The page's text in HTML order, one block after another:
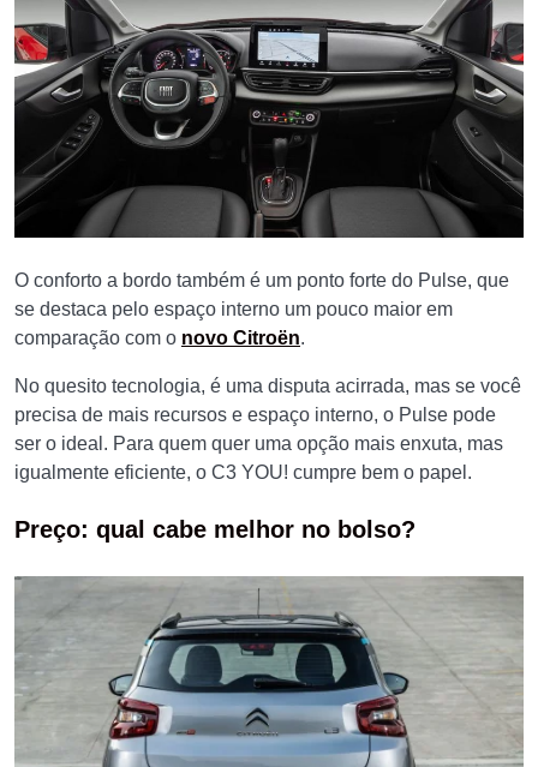
O conforto a bordo também é um ponto forte do Pulse, que
se destaca pelo espaço interno um pouco maior em
comparação com o novo Citroën.
No quesito tecnologia, é uma disputa acirrada, mas se você
precisa de mais recursos e espaço interno, o Pulse pode
ser o ideal. Para quem quer uma opção mais enxuta, mas
igualmente eficiente, o C3 YOU! cumpre bem o papel.
Preço: qual cabe melhor no bolso?